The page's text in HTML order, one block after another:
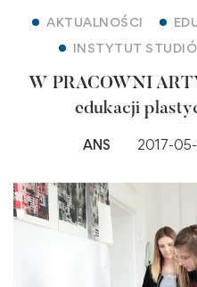
AKTUALNOŚCI
INSTYTUT
W PRACOWNI
edukacji
ANS 2017-